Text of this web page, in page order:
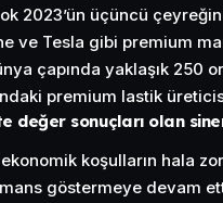
2023’ün üçüncü
ve Tesla gibi premium
çapında yaklaşık 250
premium lastik
değer sonuçları olan
koşulların hala
göstermeye devam